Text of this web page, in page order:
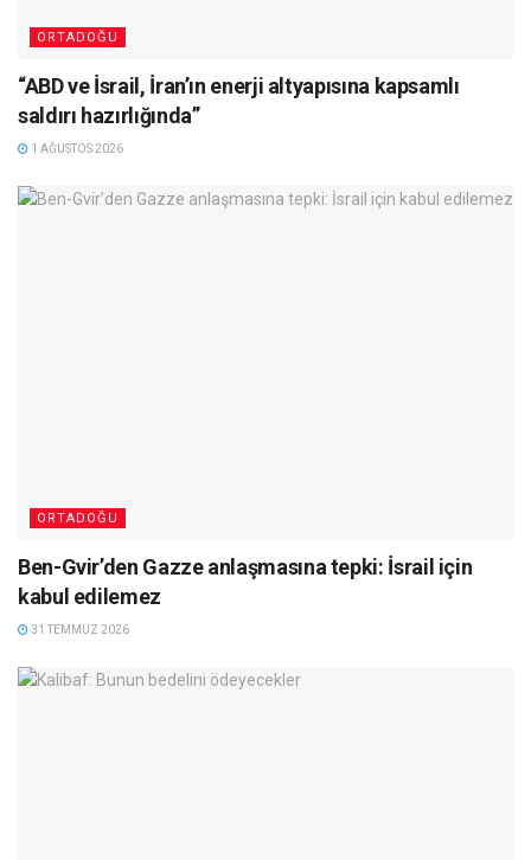
ORTADOĞU
“ABD ve İsrail, İran’ın enerji altyapısına kapsamlı
saldırı hazırlığında”
1 AĞUSTOS 2026
ORTADOĞU
Ben-Gvir’den Gazze anlaşmasına tepki: İsrail için
kabul edilemez
31 TEMMUZ 2026